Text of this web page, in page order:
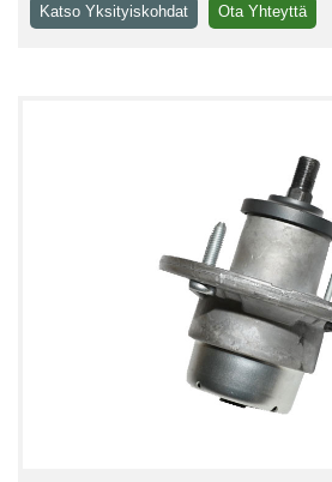
Katso Yksityiskohdat Ota Yhteyttä